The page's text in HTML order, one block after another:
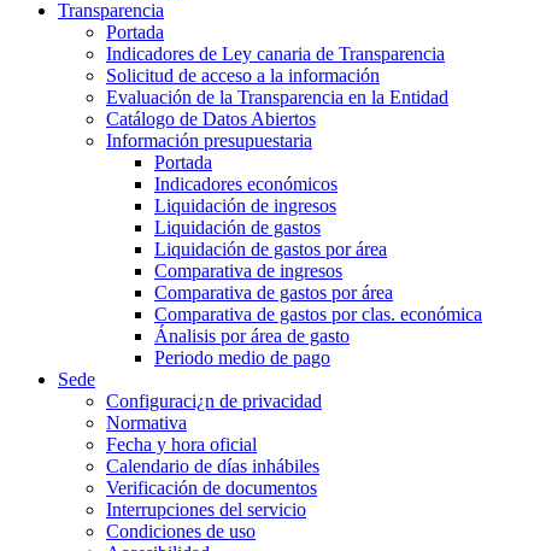
Transparencia
Portada
Indicadores de Ley canaria de Transparencia
Solicitud de acceso a la información
Evaluación de la Transparencia en la Entidad
Catálogo de Datos Abiertos
Información presupuestaria
Portada
Indicadores económicos
Liquidación de ingresos
Liquidación de gastos
Liquidación de gastos por área
Comparativa de ingresos
Comparativa de gastos por área
Comparativa de gastos por clas. económica
Ánalisis por área de gasto
Periodo medio de pago
Sede
Configuraci¿n de privacidad
Normativa
Fecha y hora oficial
Calendario de días inhábiles
Verificación de documentos
Interrupciones del servicio
Condiciones de uso